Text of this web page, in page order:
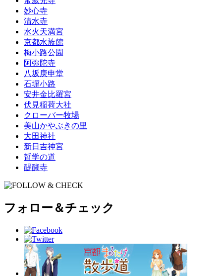
妙心寺
清水寺
水火天満宮
京都水族館
梅小路公園
阿弥陀寺
八坂庚申堂
石塀小路
安井金比羅宮
伏見稲荷大社
クローバー牧場
美山かやぶきの里
大田神社
新日吉神宮
哲学の道
醍醐寺
フォロー＆チェック